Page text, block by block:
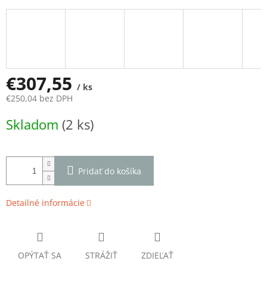
€307,55 / ks
€250,04 bez DPH
cena:
Skladom (2 ks)
Pridať do košíka
Detailné informácie
OPÝTAŤ SA STRÁŽIŤ ZDIEĽAŤ